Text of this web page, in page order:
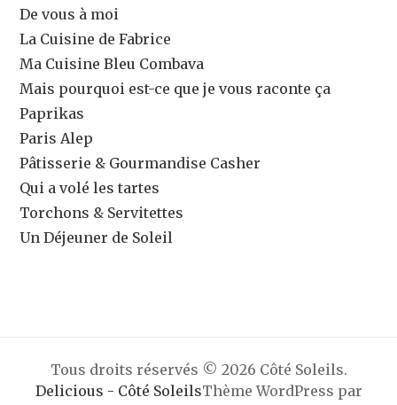
De vous à moi
La Cuisine de Fabrice
Ma Cuisine Bleu Combava
Mais pourquoi est-ce que je vous raconte ça
Paprikas
Paris Alep
Pâtisserie & Gourmandise Casher
Qui a volé les tartes
Torchons & Servitettes
Un Déjeuner de Soleil
Tous droits réservés © 2026 Côté Soleils.
Delicious - Côté SoleilsThème WordPress par